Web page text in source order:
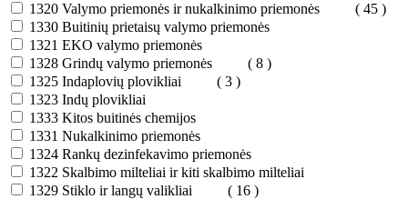
1320 Valymo priemonės ir nukalkinimo priemonės
( 45 )
1330 Buitinių prietaisų valymo priemonės
1321 EKO valymo priemonės
1328 Grindų valymo priemonės
( 8 )
1325 Indaplovių plovikliai
( 3 )
1323 Indų plovikliai
1333 Kitos buitinės chemijos
1331 Nukalkinimo priemonės
1324 Rankų dezinfekavimo priemonės
1322 Skalbimo milteliai ir kiti skalbimo milteliai
1329 Stiklo ir langų valikliai ( 16 )